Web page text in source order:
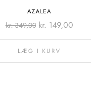
AZALEA
kr.349,00 kr. 149,00
LÆG I KURV